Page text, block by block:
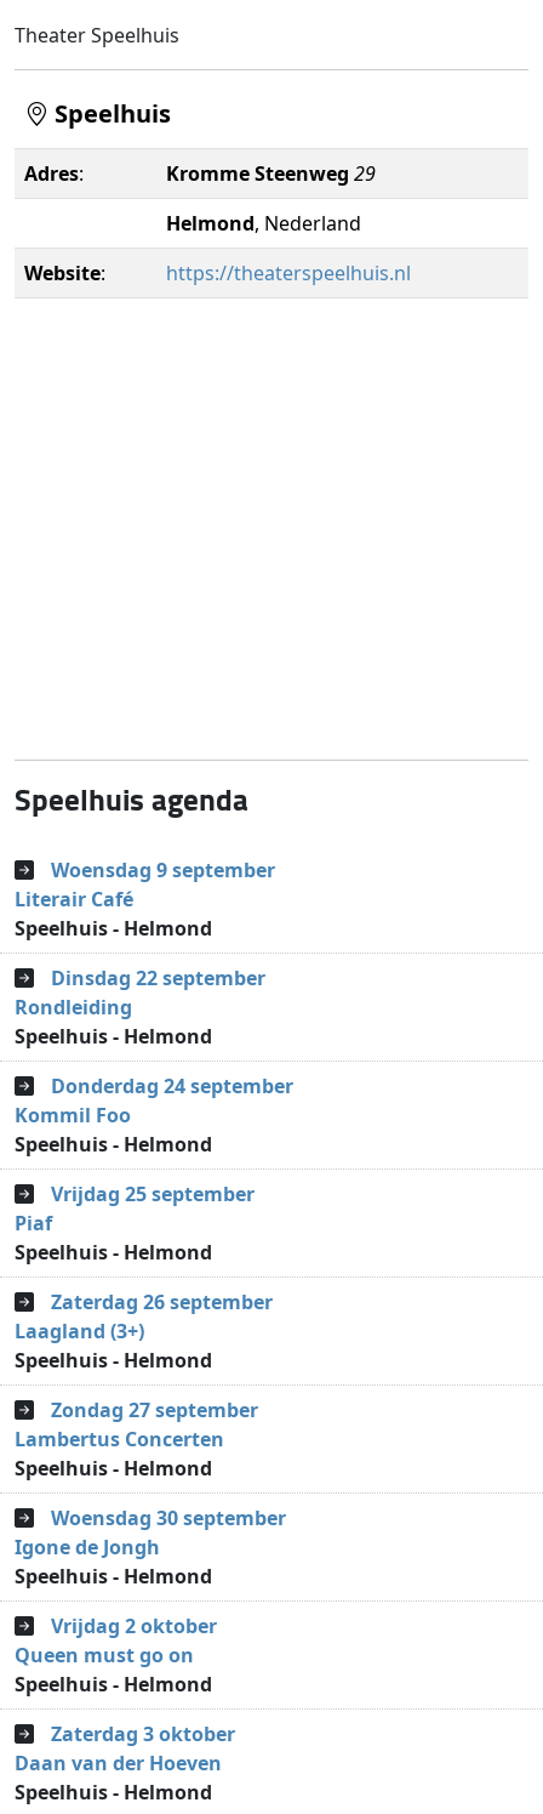
Theater Speelhuis
Speelhuis
Adres: Kromme Steenweg 29
Helmond, Nederland
Website: https://theaterspeelhuis.nl
Speelhuis agenda
Woensdag 9 september
Literair Café
Speelhuis - Helmond
Dinsdag 22 september
Rondleiding
Speelhuis - Helmond
Donderdag 24 september
Kommil Foo
Speelhuis - Helmond
Vrijdag 25 september
Piaf
Speelhuis - Helmond
Zaterdag 26 september
Laagland (3+)
Speelhuis - Helmond
Zondag 27 september
Lambertus Concerten
Speelhuis - Helmond
Woensdag 30 september
Igone de Jongh
Speelhuis - Helmond
Vrijdag 2 oktober
Queen must go on
Speelhuis - Helmond
Zaterdag 3 oktober
Daan van der Hoeven
Speelhuis - Helmond